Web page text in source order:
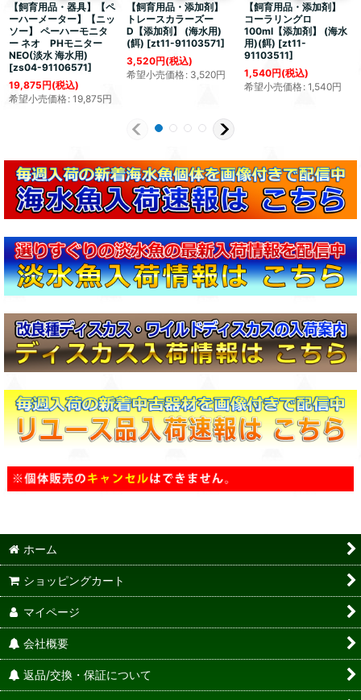
【飼育用品・器具】【ペ
ーハーメーター】【ニッ
ソー】 ペーハーモニタ
ー ネオ PHモニター
NEO(淡水 海水用)
[zs04-91106571]
19,875円(税込)
希望小売価格: 19,875円
【飼育用品・添加剤】
トレースカラーズー
D【添加剤】 (海水用)
(餌) [zt11-91103571]
3,520円(税込)
希望小売価格: 3,520円
【飼育用品・添加剤】
コーラリングロ
100ml【添加剤】 (海水
用)(餌) [zt11-
91103511]
1,540円(税込)
希望小売価格: 1,540円
ホーム
ショッピングカート
マイページ
会社概要
返品/交換・保証について